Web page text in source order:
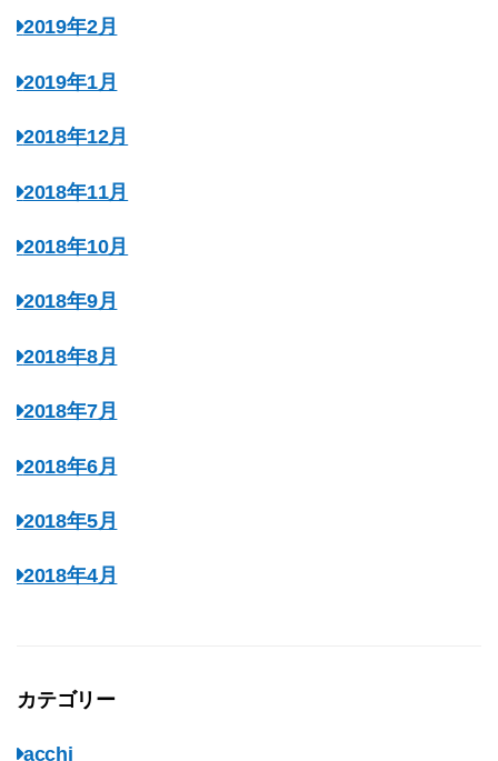
2019年2月
2019年1月
2018年12月
2018年11月
2018年10月
2018年9月
2018年8月
2018年7月
2018年6月
2018年5月
2018年4月
カテゴリー
acchi